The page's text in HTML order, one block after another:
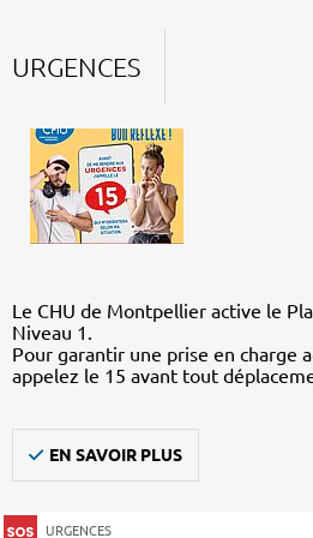
URGENCES
Le CHU de Montpellier active le
Niveau 1.
Pour garantir une prise en charge
appelez le 15 avant tout
EN SAVOIR PLUS
URGENCES